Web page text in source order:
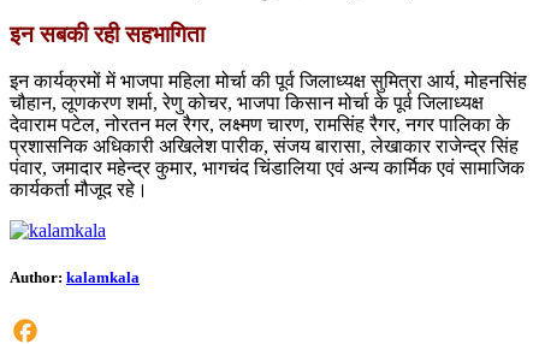
इन सबकी रही सहभागिता
इन कार्यक्रमों में भाजपा महिला मोर्चा की पूर्व जिलाध्यक्ष सुमित्रा आर्य, मोहनसिंह
चौहान, लूणकरण शर्मा, रेणु कोचर, भाजपा किसान मोर्चा के पूर्व जिलाध्यक्ष
देवाराम पटेल, नोरतन मल रैगर, लक्ष्मण चारण, रामसिंह रैगर, नगर पालिका के
प्रशासनिक अधिकारी अखिलेश पारीक, संजय बारासा, लेखाकार राजेन्द्र सिंह
पंवार, जमादार महेन्द्र कुमार, भागचंद चिंडालिया एवं अन्य कार्मिक एवं सामाजिक
कार्यकर्ता मौजूद रहे।
Author: kalamkala